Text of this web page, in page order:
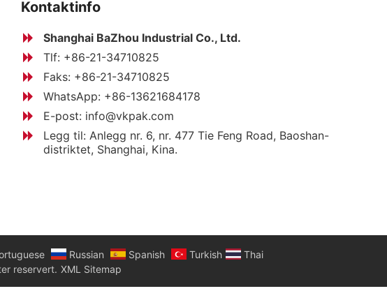
Kontaktinfo
Shanghai BaZhou Industrial Co., Ltd.
Tlf: +86-21-34710825
Faks: +86-21-34710825
WhatsApp: +86-13621684178
E-post: info@vkpak.com
Legg til: Anlegg nr. 6, nr. 477 Tie Feng Road, Baoshan-
distriktet, Shanghai, Kina.
Russian Spanish Turkish
Thai
reservert. XML Sitemap